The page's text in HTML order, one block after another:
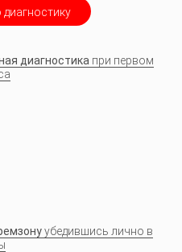
диагностика при первом
убедившись лично в